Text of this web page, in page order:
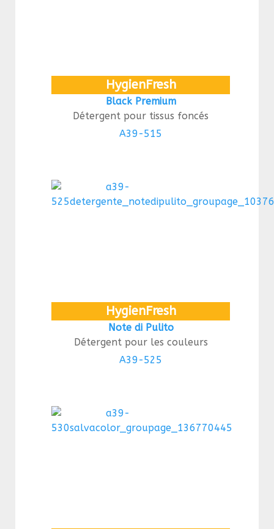
HygienFresh
Black Premium
Détergent pour tissus foncés
A39-515
HygienFresh
Note di Pulito
Détergent pour les couleurs
A39-525